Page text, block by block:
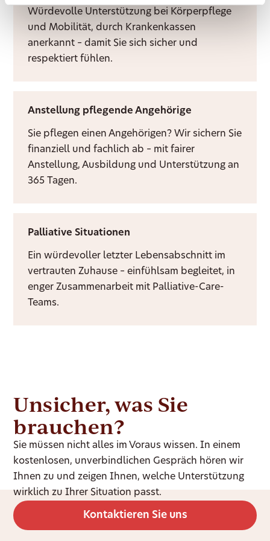
Würdevolle Unterstützung bei Körperpflege
und Mobilität, durch Krankenkassen
anerkannt – damit Sie sich sicher und
respektiert fühlen.
Anstellung pflegende Angehörige
Sie pflegen einen Angehörigen? Wir sichern Sie
finanziell und fachlich ab – mit fairer
Anstellung, Ausbildung und Unterstützung an
365 Tagen.
Palliative Situationen
Ein würdevoller letzter Lebensabschnitt im
vertrauten Zuhause – einfühlsam begleitet, in
enger Zusammenarbeit mit Palliative-Care-
Teams.
Unsicher, was Sie
brauchen?
Sie müssen nicht alles im Voraus wissen. In einem
kostenlosen, unverbindlichen Gespräch hören wir
Ihnen zu und zeigen Ihnen, welche Unterstützung
wirklich zu Ihrer Situation passt.
Kontaktieren Sie uns